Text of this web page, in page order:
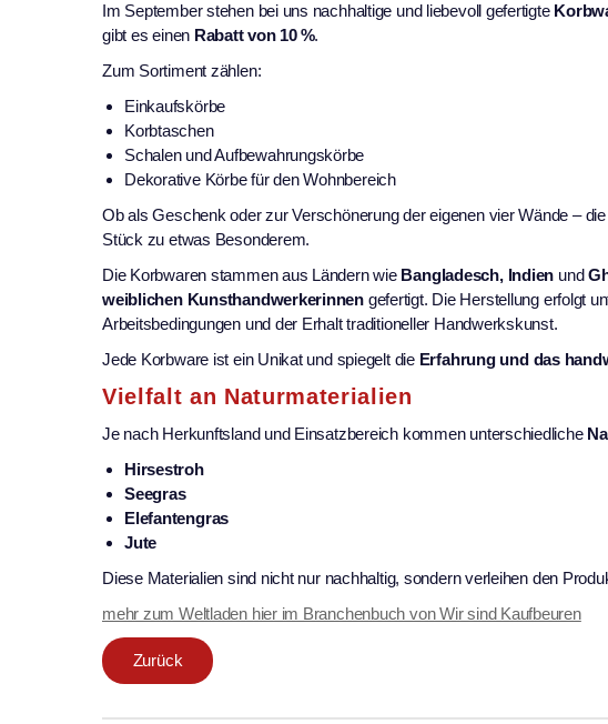
Im September stehen bei uns nachhaltige und liebevoll gefertigte
gibt es einen Rabatt von 10 %.
Zum Sortiment zählen:
Einkaufskörbe
Korbtaschen
Schalen und Aufbewahrungskörbe
Dekorative Körbe für den Wohnbereich
Ob als Geschenk oder zur Verschönerung der eigenen vier Wände –
Stück zu etwas Besonderem.
Die Korbwaren stammen aus Ländern wie Bangladesch, Indien und
weiblichen Kunsthandwerkerinnen gefertigt. Die Herstellung erfolgt
Arbeitsbedingungen und der Erhalt traditioneller Handwerkskunst.
Jede Korbware ist ein Unikat und spiegelt die Erfahrung und das
Vielfalt an Naturmaterialien
Je nach Herkunftsland und Einsatzbereich kommen unterschiedliche
Hirsestroh
Seegras
Elefantengras
Jute
Diese Materialien sind nicht nur nachhaltig, sondern verleihen den
mehr zum Weltladen hier im Branchenbuch von Wir sind Kaufbeuren
Zurück